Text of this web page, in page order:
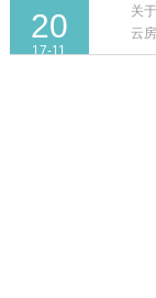
金
20
17-11
关
云
部